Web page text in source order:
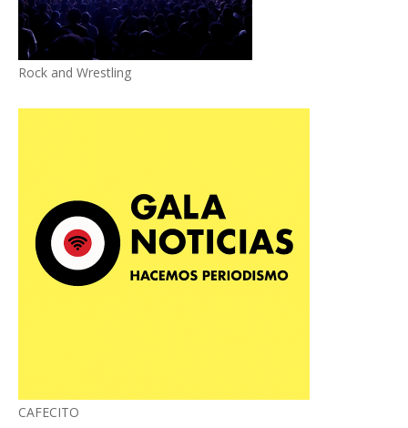
Rock and Wrestling
CAFECITO